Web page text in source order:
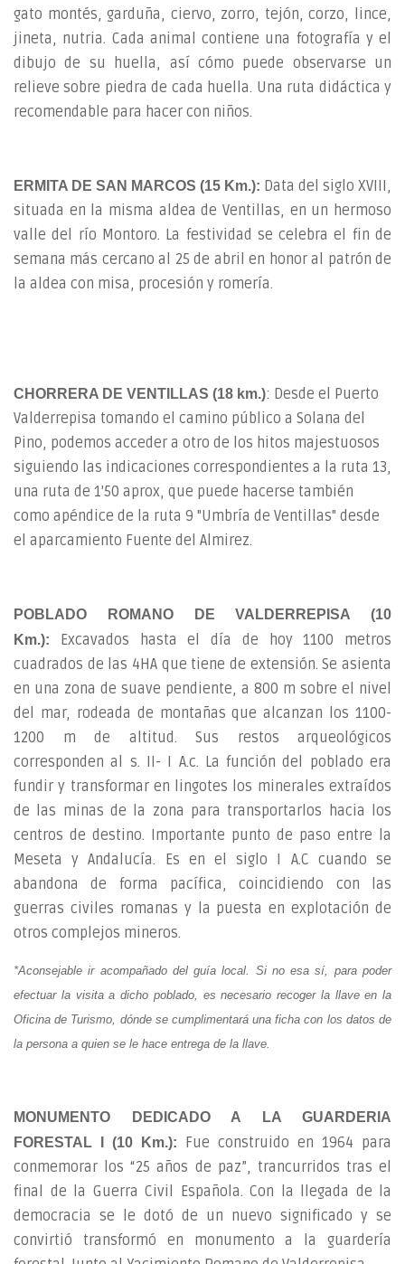
gato montés, garduña, ciervo, zorro, tejón, corzo, lince,
jineta, nutria. Cada animal contiene una fotografía y el
dibujo de su huella, así cómo puede observarse un
relieve sobre piedra de cada huella. Una ruta didáctica y
recomendable para hacer con niños.
ERMITA DE SAN MARCOS (15 Km.): Data del siglo XVIII,
situada en la misma aldea de Ventillas, en un hermoso
valle del río Montoro. La festividad se celebra el fin de
semana más cercano al 25 de abril en honor al patrón de
la aldea con misa, procesión y romería.
CHORRERA DE VENTILLAS (18 km.): Desde el Puerto
Valderrepisa tomando el camino público a Solana del
Pino, podemos acceder a otro de los hitos majestuosos
siguiendo las indicaciones correspondientes a la ruta 13,
una ruta de 1'50 aprox, que puede hacerse también
como apéndice de la ruta 9 "Umbría de Ventillas" desde
el aparcamiento Fuente del Almirez.
POBLADO ROMANO DE VALDERREPISA (10
Km.):
Excavados hasta el día de hoy 1100 metros
cuadrados de las 4HA que tiene de extensión. Se asienta
en una zona de suave pendiente, a 800 m sobre el nivel
del mar, rodeada de montañas que alcanzan los 1100-
1200 m de altitud. Sus restos arqueológicos
corresponden al s. II- I A.c. La función del poblado era
fundir y transformar en lingotes los minerales extraídos
de las minas de la zona para transportarlos hacia los
centros de destino. Importante punto de paso entre la
Meseta y Andalucía. Es en el siglo I A.C cuando se
abandona de forma pacífica, coincidiendo con las
guerras civiles romanas y la puesta en explotación de
otros complejos mineros.
*Aconsejable ir acompañado del guía local. Si no esa sí, para poder
efectuar la visita a dicho poblado, es necesario recoger la llave en la
Oficina de Turismo, dónde se cumplimentará una ficha con los datos de
la persona a quien se le hace entrega de la llave.
MONUMENTO DEDICADO A LA GUARDERIA
FORESTAL I (10 Km.):
Fue construido en 1964 para
conmemorar los “25 años de paz”, trancurridos tras el
final de la Guerra Civil Española. Con la llegada de la
democracia se le dotó de un nuevo significado y se
convirtió transformó en monumento a la guardería